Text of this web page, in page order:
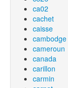
ca02
cachet
caisse
cambodge
cameroun
canada
carillon
carmin